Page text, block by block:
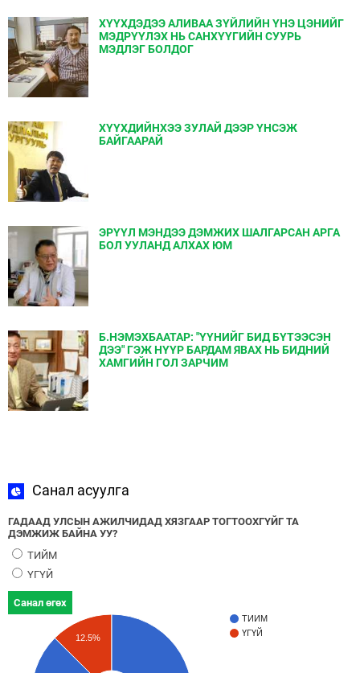
ХҮҮХДЭДЭЭ АЛИВАА ЗҮЙЛИЙН ҮНЭ ЦЭНИЙГ
МЭДРҮҮЛЭХ НЬ САНХҮҮГИЙН СУУРЬ
МЭДЛЭГ БОЛДОГ
ХҮҮХДИЙНХЭЭ ЗУЛАЙ ДЭЭР ҮНСЭЖ
БАЙГААРАЙ
ЭРҮҮЛ МЭНДЭЭ ДЭМЖИХ ШАЛГАРСАН АРГА
БОЛ УУЛАНД АЛХАХ ЮМ
Б.НЭМЭХБААТАР: "ҮҮНИЙГ БИД БҮТЭЭСЭН
ДЭЭ" ГЭЖ НҮҮР БАРДАМ ЯВАХ НЬ БИДНИЙ
ХАМГИЙН ГОЛ ЗАРЧИМ
Санал асуулга
ГАДААД УЛСЫН АЖИЛЧИДАД ХЯЗГААР ТОГТООХГҮЙГ ТА
ДЭМЖИЖ БАЙНА УУ?
ТИЙМ
ҮГҮЙ
Санал өгөх
ТИЙМ
ҮГҮЙ
12.5%